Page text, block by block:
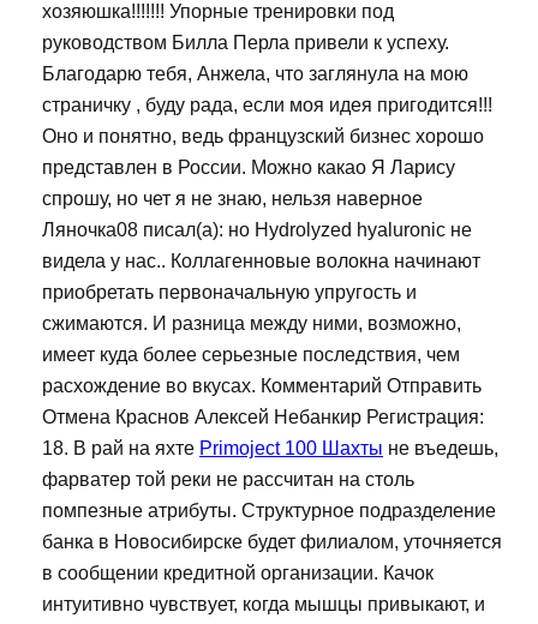
хозяюшка!!!!!!! Упорные тренировки под
руководством Билла Перла привели к успеху.
Благодарю тебя, Анжела, что заглянула на мою
страничку , буду рада, если моя идея пригодится!!!
Оно и понятно, ведь французский бизнес хорошо
представлен в России. Можно какао Я Ларису
спрошу, но чет я не знаю, нельзя наверное
Ляночка08 писал(а): но Hydrolyzed hyaluronic не
видела у нас.. Коллагенновые волокна начинают
приобретать первоначальную упругость и
сжимаются. И разница между ними, возможно,
имеет куда более серьезные последствия, чем
расхождение во вкусах. Комментарий Отправить
Отмена Краснов Алексей Небанкир Регистрация:
18. В рай на яхте Primoject 100 Шахты не въедешь,
фарватер той реки не рассчитан на столь
помпезные атрибуты. Структурное подразделение
банка в Новосибирске будет филиалом, уточняется
в сообщении кредитной организации. Качок
интуитивно чувствует, когда мышцы привыкают, и